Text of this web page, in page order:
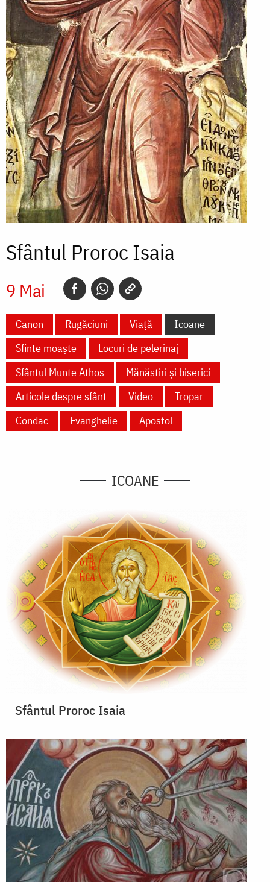
Sfântul Proroc Isaia
9 Mai
Canon Rugăciuni Viață
Icoane
Sfinte moaște
Locuri de pelerinaj
Sfântul Munte Athos
Mănăstiri și biserici
Articole despre sfânt
Video
Tropar
Condac
Evanghelie Apostol
ICOANE
Sfântul Proroc Isaia